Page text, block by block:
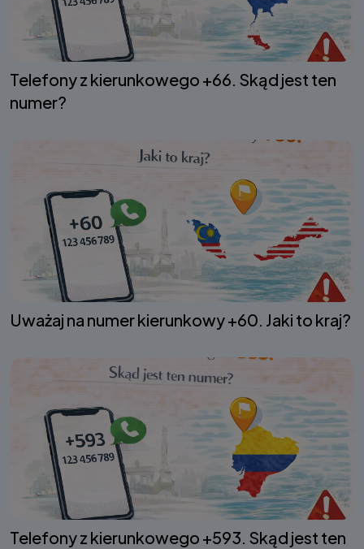
Telefony z kierunkowego +66. Skąd jest ten
numer?
Uważaj na numer kierunkowy +60. Jaki to kraj?
Telefony z kierunkowego +593. Skąd jest ten